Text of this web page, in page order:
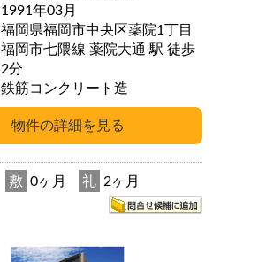
1991年03月
福岡県福岡市中央区薬院1丁目
福岡市七隈線 薬院大通 駅 徒歩
2分
鉄筋コンクリート造
敷 0ヶ月 礼 2ヶ月